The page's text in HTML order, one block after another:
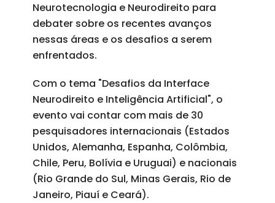
Neurotecnologia e Neurodireito para
debater sobre os recentes avanços
nessas áreas e os desafios a serem
enfrentados.
Com o tema "Desafios da Interface
Neurodireito e Inteligência Artificial", o
evento vai contar com mais de 30
pesquisadores internacionais (Estados
Unidos, Alemanha, Espanha, Colômbia,
Chile, Peru, Bolívia e Uruguai) e nacionais
(Rio Grande do Sul, Minas Gerais, Rio de
Janeiro, Piauí e Ceará).